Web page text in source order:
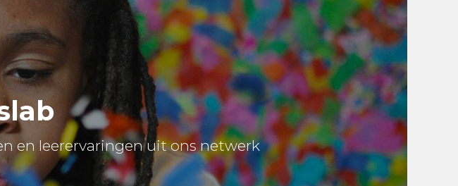
en leerervaringen uit ons netwerk